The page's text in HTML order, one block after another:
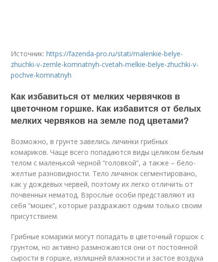
Источник:https://fazenda-pro.ru/stati/malenkie-belye-
zhuchki-v-zemle-komnatnyh-cvetah-melkie-belye-zhuchki-v-
pochve-komnatnyh
Как избавиться от мелких червячков в
цветочном горшке. Как избавится от белых
мелких червяков на земле под цветами?
Возможно, в грунте завелись личинки грибных
комариков. Чаще всего попадаются виды целиком белым
телом с маленькой черной “головкой”, а также – бело-
желтые разновидности. Тело личинок сегментировано,
как у дождевых червей, поэтому их легко отличить от
почвенных нематод. Взрослые особи представляют из
себя “мошек”, которые раздражают одним только своим
присутствием.
Грибные комарики могут попадать в цветочный горшок с
грунтом, но активно размножаются они от постоянной
сырости в горшке, излишней влажности и застое воздуха